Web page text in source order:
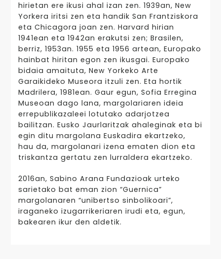
hirietan ere ikusi ahal izan zen. 1939an, New
Yorkera iritsi zen eta handik San Frantziskora
eta Chicagora joan zen. Harvard hirian
1941ean eta 1942an erakutsi zen; Brasilen,
berriz, 1953an. 1955 eta 1956 artean, Europako
hainbat hiritan egon zen ikusgai. Europako
bidaia amaituta, New Yorkeko Arte
Garaikideko Museora itzuli zen. Eta hortik
Madrilera, 1981ean. Gaur egun, Sofia Erregina
Museoan dago lana, margolariaren ideia
errepublikazaleei lotutako adarjotzea
bailitzan. Eusko Jaurlaritzak ahaleginak eta bi
egin ditu margolana Euskadira ekartzeko,
hau da, margolanari izena ematen dion eta
triskantza gertatu zen lurraldera ekartzeko.
2016an, Sabino Arana Fundazioak urteko
sarietako bat eman zion “Guernica”
margolanaren “unibertso sinbolikoari”,
iraganeko izugarrikeriaren irudi eta, egun,
bakearen ikur den aldetik.